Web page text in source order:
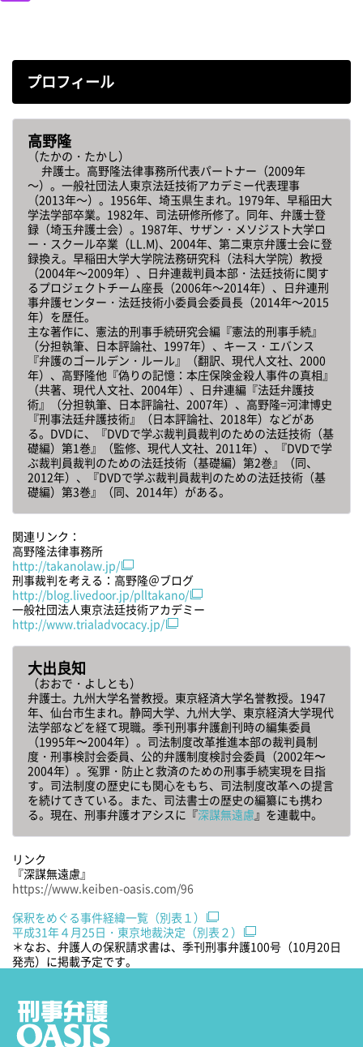
プロフィール
高野隆
（たかの・たかし）
弁護士。高野隆法律事務所代表パートナー（2009年
～）。一般社団法人東京法廷技術アカデミー代表理事
（2013年～）。1956年、埼玉県生まれ。1979年、早稲田大
学法学部卒業。1982年、司法研修所修了。同年、弁護士登
録（埼玉弁護士会）。1987年、サザン・メソジスト大学ロ
ー・スクール卒業（LL.M)、2004年、第二東京弁護士会に登
録換え。早稲田大学大学院法務研究科（法科大学院）教授
（2004年～2009年）、日弁連裁判員本部・法廷技術に関す
るプロジェクトチーム座長（2006年～2014年）、日弁連刑
事弁護センター・法廷技術小委員会委員長（2014年～2015
年）を歴任。
主な著作に、憲法的刑事手続研究会編『憲法的刑事手続』
（分担執筆、日本評論社、1997年）、キース・エバンス
『弁護のゴールデン・ルール』（翻訳、現代人文社、2000
年）、高野隆他『偽りの記憶：本庄保険金殺人事件の真相』
（共著、現代人文社、2004年）、日弁連編『法廷弁護技
術』（分担執筆、日本評論社、2007年）、高野隆=河津博史
『刑事法廷弁護技術』（日本評論社、2018年）などがあ
る。DVDに、『DVDで学ぶ裁判員裁判のための法廷技術（基
礎編）第1巻』（監修、現代人文社、2011年）、『DVDで学
ぶ裁判員裁判のための法廷技術（基礎編）第2巻』（同、
2012年）、『DVDで学ぶ裁判員裁判のための法廷技術（基
礎編）第3巻』（同、2014年）がある。
関連リンク：
高野隆法律事務所
http://takanolaw.jp/
刑事裁判を考える：高野隆＠ブログ
http://blog.livedoor.jp/plltakano/
一般社団法人東京法廷技術アカデミー
http://www.trialadvocacy.jp/
大出良知
（おおで・よしとも）
弁護士。九州大学名誉教授。東京経済大学名誉教授。1947
年、仙台市生まれ。静岡大学、九州大学、東京経済大学現代
法学部などを経て現職。季刊刑事弁護創刊時の編集委員
（1995年〜2004年）。司法制度改革推進本部の裁判員制
度・刑事検討会委員、公的弁護制度検討会委員（2002年〜
2004年）。冤罪・防止と救済のための刑事手続実現を目指
す。司法制度の歴史にも関心をもち、司法制度改革への提言
を続けてきている。また、司法書士の歴史の編纂にも携わ
る。現在、刑事弁護オアシスに『深謀無遠慮』を連載中。
リンク
『深謀無遠慮』
https://www.keiben-oasis.com/96
保釈をめぐる事件経緯一覧（別表１）
平成31年４月25日・東京地裁決定（別表２）
＊なお、弁護人の保釈請求書は、季刊刑事弁護100号（10月20日
発売）に掲載予定です。